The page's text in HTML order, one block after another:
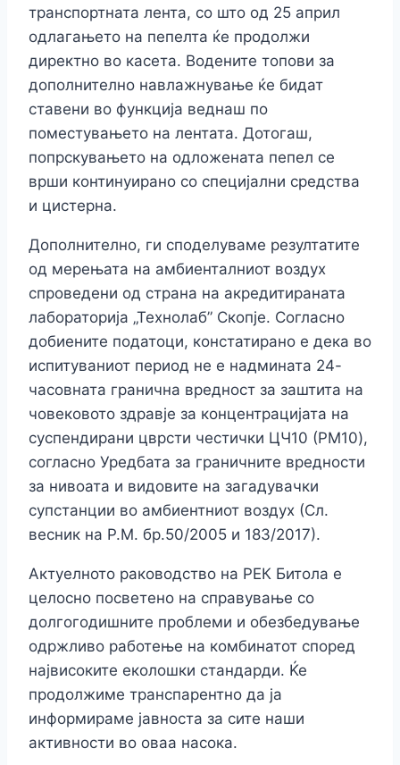
транспортната лента, со што од 25 април
одлагањето на пепелта ќе продолжи
директно во касета. Водените топови за
дополнително навлажнување ќе бидат
ставени во функција веднаш по
поместувањето на лентата. Дотогаш,
попрскувањето на одложената пепел се
врши континуирано со специјални средства
и цистерна.
Дополнително, ги споделуваме резултатите
од мерењата на амбиенталниот воздух
спроведени од страна на акредитираната
лабораторија „Технолаб” Скопје. Согласно
добиените податоци, констатирано е дека во
испитуваниот период не е надмината 24-
часовната гранична вредност за заштита на
човековото здравје за концентрацијата на
суспендирани цврсти честички ЦЧ10 (PM10),
согласно Уредбата за граничните вредности
за нивоата и видовите на загадувачки
супстанции во амбиентниот воздух (Сл.
весник на Р.М. бр.50/2005 и 183/2017).
Актуелното раководство на РЕК Битола е
целосно посветено на справување со
долгогодишните проблеми и обезбедување
одржливо работење на комбинатот според
највисоките еколошки стандарди. Ќе
продолжиме транспарентно да ја
информираме јавноста за сите наши
активности во оваа насока.